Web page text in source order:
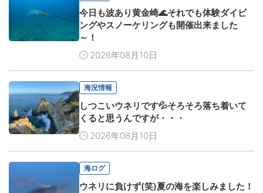
今日も波あり黄金崎🌊それでも体験ダイビ
ングやスノーケリングも開催出来ました
～！
2026年08月10日
海況情報
しつこいウネリです💦そろそろ落ち着いて
くると思うんですが・・・
2026年08月10日
海ログ
ウネリに負けず(笑)夏の海を楽しみました！